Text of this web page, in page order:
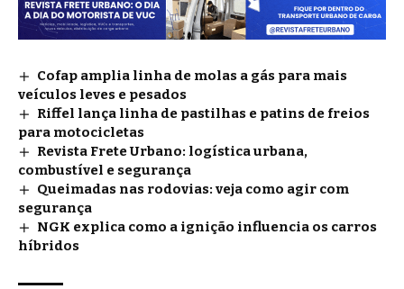
Cofap amplia linha de molas a gás para mais
veículos leves e pesados
Riffel lança linha de pastilhas e patins de freios
para motocicletas
Revista Frete Urbano: logística urbana,
combustível e segurança
Queimadas nas rodovias: veja como agir com
segurança
NGK explica como a ignição influencia os carros
híbridos